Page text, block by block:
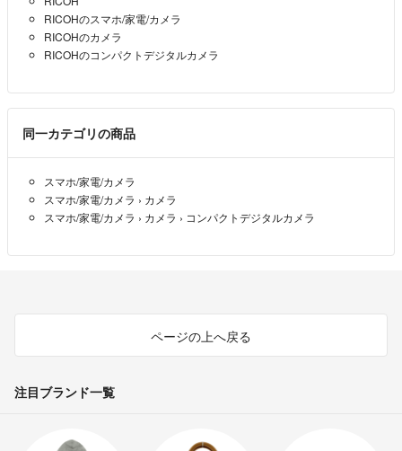
RICOHのスマホ/家電/カメラ
RICOHのカメラ
RICOHのコンパクトデジタルカメラ
同一カテゴリの商品
スマホ/家電/カメラ
スマホ/家電/カメラ › カメラ
スマホ/家電/カメラ › カメラ › コンパクトデジタルカメラ
ページの上へ戻る
注目ブランド一覧